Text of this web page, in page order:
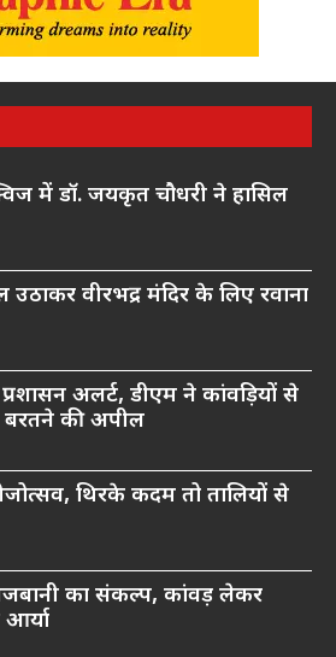
क्विज में डॉ. जयकृत चौधरी ने हासिल
वीरभद्र मंदिर के लिए रवाना
अलर्ट, डीएम ने कांवड़ियों से
बरतने की अपील
थिरके कदम तो तालियों से
का संकल्प, कांवड़ लेकर